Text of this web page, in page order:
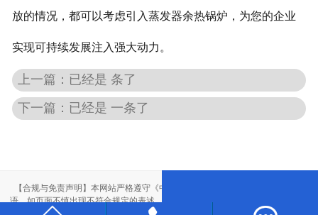
放的情况，都可以考虑引入蒸发器余热锅炉，为您的企业
实现可持续发展注入强大动力。
上一篇：已经是 条了
下一篇：已经是 一条了
【合规与免责声明】本网站严格遵守《中华人民共和国广告法》，尽力规范用
语。如页面不慎出现不符合规定的表述，敬请联系我们，将立即更正；相关内容